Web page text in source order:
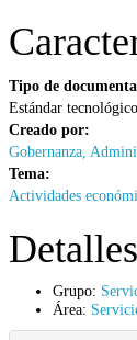
Tipo de
Estándar tecnológico
Creado por:
Gobernanza,
Tema:
Actividades
Detalles
Grupo:
Área: